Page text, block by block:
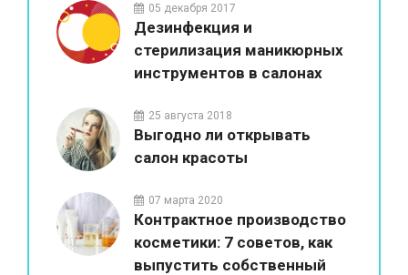
05 декабря 2017
Дезинфекция и
стерилизация маникюрных
инструментов в салонах
25 августа 2018
Выгодно ли открывать
салон красоты
07 марта 2020
Контрактное производство
косметики: 7 советов, как
выпустить собственный